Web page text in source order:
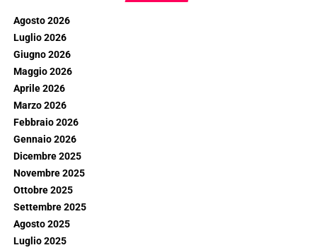
Agosto 2026
Luglio 2026
Giugno 2026
Maggio 2026
Aprile 2026
Marzo 2026
Febbraio 2026
Gennaio 2026
Dicembre 2025
Novembre 2025
Ottobre 2025
Settembre 2025
Agosto 2025
Luglio 2025